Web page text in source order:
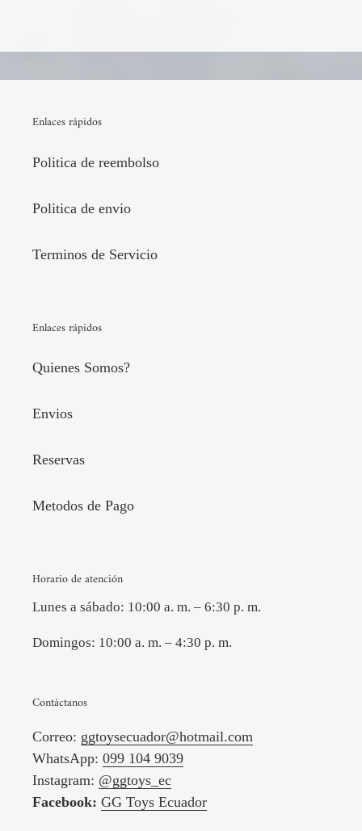
Enlaces rápidos
Politica de reembolso
Politica de envio
Terminos de Servicio
Enlaces rápidos
Quienes Somos?
Envios
Reservas
Metodos de Pago
Horario de atención
Lunes a sábado: 10:00 a. m. – 6:30 p. m.
Domingos: 10:00 a. m. – 4:30 p. m.
Contáctanos
Correo: ggtoysecuador@hotmail.com
WhatsApp: 099 104 9039
Instagram: @ggtoys_ec
Facebook: GG Toys Ecuador